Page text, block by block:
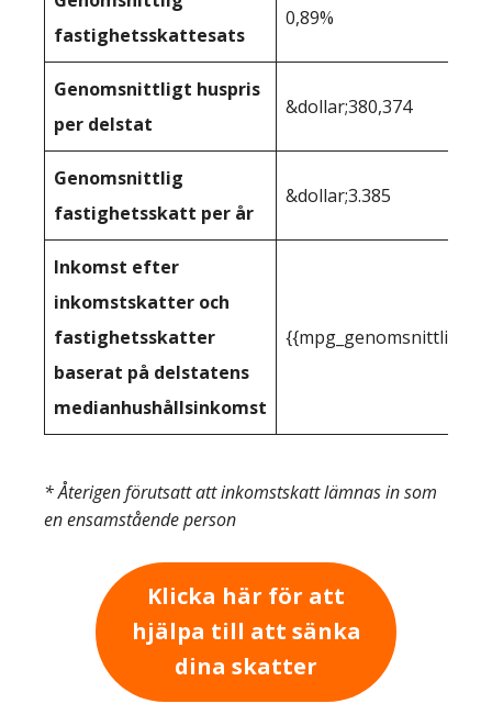
fastighetsskattesats
0,89%
Genomsnittligt huspris
per delstat
&dollar;380,374
Genomsnittlig
fastighetsskatt per år
&dollar;3.385
Inkomst efter
inkomstskatter och
fastighetsskatter
baserat på delstatens
medianhushållsinkomst
* Återigen förutsatt att inkomstskatt lämnas in som
en ensamstående person
Klicka här för att
hjälpa till att sänka
dina skatter